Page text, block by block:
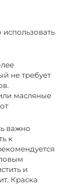
не требует
масляные
важно
к
и
Краска